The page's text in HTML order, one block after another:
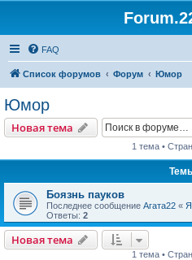
FAQ
Список форумов Форум Юмор
Юмор
Новая тема
1 тема •
Боязнь пауков
Последнее сообщение Агата22 «
Ответы: 2
Новая тема
1 тема •